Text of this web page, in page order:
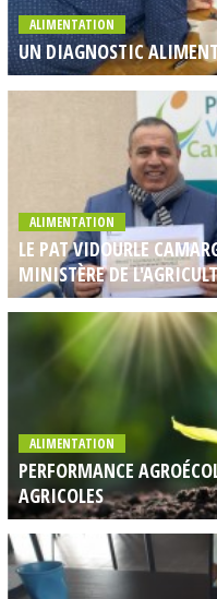
ALIMENTATION
UN DIAGNOSTIC
ALIMENTATION
LE PAT VIDOURLE
MINISTÈRE DE
ALIMENTATION
PERFORMANCE
AGRICOLES